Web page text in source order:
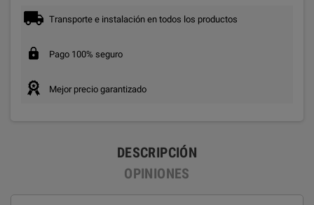
Transporte e instalación en todos los productos
Pago 100% seguro
Mejor precio garantizado
DESCRIPCIÓN
OPINIONES